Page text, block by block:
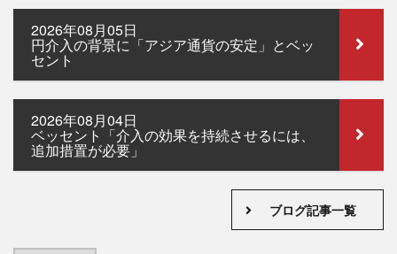
2026年08月05日
円介入の背景に「アジア通貨の安定」とベッ
セント
2026年08月04日
ベッセント「介入の効果を持続させるには、
追加措置が必要」
ブログ記事一覧